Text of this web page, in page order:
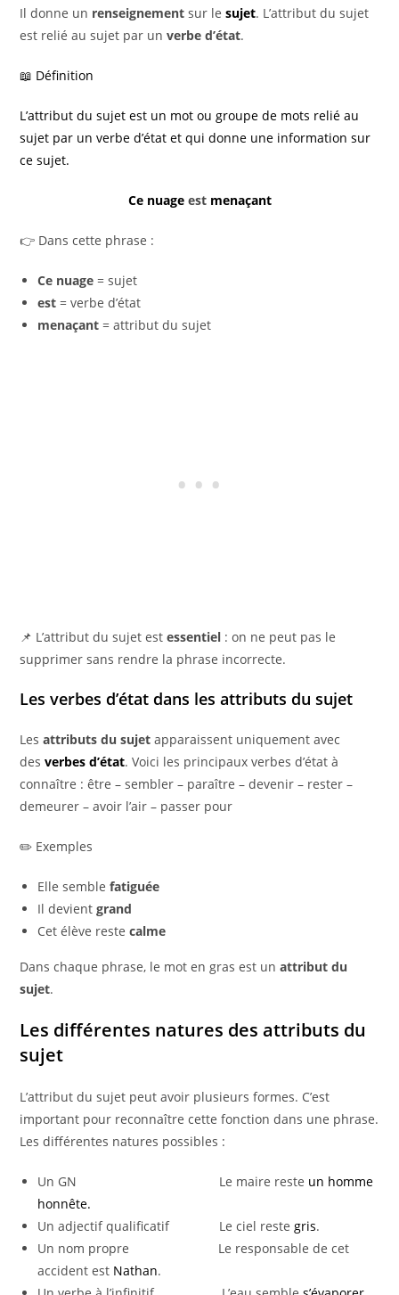
Il donne un renseignement sur lesujet. L’attribut du sujet
est relié au sujet par unverbe d’état.
📖 Définition
L’attribut du sujet est un mot ou groupe de mots relié au
sujet par un verbe d’état et qui donne une information sur
ce sujet.
Ce nuageest menaçant
👉 Dans cette phrase :
Ce nuage = sujet
est = verbe d’état
menaçant = attribut du sujet
📌 L’attribut du sujet estessentiel : on ne peut pas le
supprimer sans rendre la phrase incorrecte.
Les verbes d’état dans les attributs du sujet
Lesattributs du sujet apparaissent uniquement avec
desverbes d’état. Voici les principaux verbes d’état à
connaître : être – sembler – paraître – devenir – rester –
demeurer – avoir l’air – passer pour
✏️ Exemples
Elle semblefatiguée
Il devientgrand
Cet élève restecalme
Dans chaque phrase, le mot en gras est unattribut du
sujet.
Les différentes natures des attributs du
sujet
L’attribut du sujet peut avoir plusieurs formes. C’est
important pour reconnaître cette fonction dans une phrase.
Les différentes natures possibles :
Un GN Le maire reste un homme
honnête.
Un adjectif qualificatif Le ciel restegris.
Un nom propre Le responsable de cet
accident est Nathan.